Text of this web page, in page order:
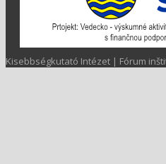
Kisebbségkutató Intézet | Fórum